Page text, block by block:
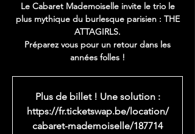
Le Cabaret Mademoiselle invite le trio le
plus mythique du burlesque parisien : THE
ATTAGIRLS.
Préparez vous pour un retour dans les
années folles !
Plus de billet ! Une solution :
https://fr.ticketswap.be/location/
cabaret-mademoiselle/187714